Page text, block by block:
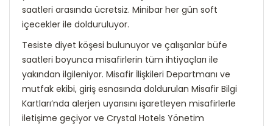
saatleri arasında ücretsiz. Minibar her gün soft
içecekler ile dolduruluyor.
Tesiste diyet köşesi bulunuyor ve çalışanlar büfe
saatleri boyunca misafirlerin tüm ihtiyaçları ile
yakından ilgileniyor. Misafir İlişkileri Departmanı ve
mutfak ekibi, giriş esnasında doldurulan Misafir Bilgi
Kartları’nda alerjen uyarısını işaretleyen misafirlerle
iletişime geçiyor ve Crystal Hotels Yönetim